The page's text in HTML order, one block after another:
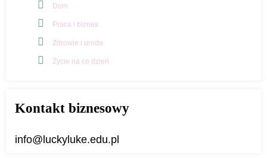
Dom
Praca i biznes
Zdrowie i uroda
Życie na co dzień
Kontakt biznesowy
info@luckyluke.edu.pl